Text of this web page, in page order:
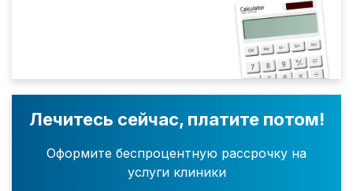
Лечитесь сейчас, платите потом!
Оформите беспроцентную рассрочку на
услуги клиники